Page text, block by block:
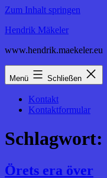
Zum Inhalt springen
Hendrik Mäkeler
www.hendrik.maekeler.eu
Menü Schließen
Kontakt
Kontaktformular
Schlagwort:
Örets era över